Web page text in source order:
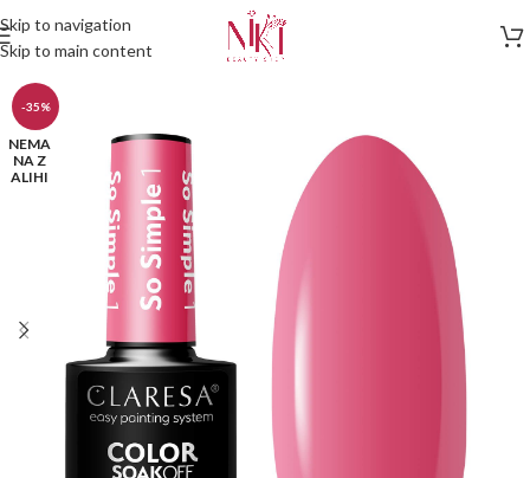
Skip to navigation
Skip to main content
-35%
NEMA
NA Z
ALIHI